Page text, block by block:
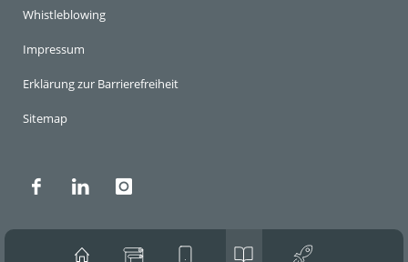
Whistleblowing
Impressum
Erklärung zur Barrierefreiheit
Sitemap